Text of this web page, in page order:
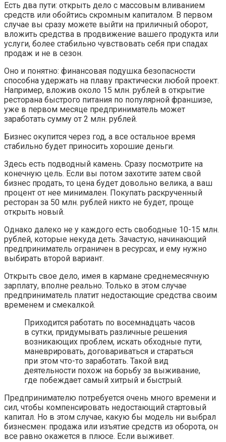
Есть два пути: открыть дело с массовым вливанием
средств или обойтись скромным капиталом. В первом
случае вы сразу можете выйти на приличный оборот,
вложить средства в продвижение вашего продукта или
услуги, более стабильно чувствовать себя при спадах
продаж и не в сезон.
Оно и понятно: финансовая подушка безопасности
способна удержать на плаву практически любой проект.
Например, вложив около 15 млн. рублей в открытие
ресторана быстрого питания по популярной франшизе,
уже в первом месяце предприниматель может
заработать сумму от 2 млн. рублей.
Бизнес окупится через год, а все остальное время
стабильно будет приносить хорошие деньги.
Здесь есть подводный камень. Сразу посмотрите на
конечную цель. Если вы потом захотите затем свой
бизнес продать, то цена будет довольно велика, а ваш
процент от нее минимален. Покупать раскрученный
ресторан за 50 млн. рублей никто не будет, проще
открыть новый.
Однако далеко не у каждого есть свободные 10-15 млн.
рублей, которые некуда деть. Зачастую, начинающий
предприниматель ограничен в ресурсах, и ему нужно
выбирать второй вариант.
Открыть свое дело, имея в кармане среднемесячную
зарплату, вполне реально. Только в этом случае
предприниматель платит недостающие средства своим
временем и смекалкой.
Приходится работать по восемнадцать часов
в сутки, придумывать различные решения
возникающих проблем, искать обходные пути,
маневрировать, договариваться и стараться
при этом что-то заработать. Такой вид
деятельности похож на борьбу за выживание,
где побеждает самый хитрый и быстрый.
Предпринимателю потребуется очень много времени и
сил, чтобы компенсировать недостающий стартовый
капитал. Но в этом случае, какую бы модель ни выбрал
бизнесмен: продажа или изъятие средств из оборота, он
все равно окажется в плюсе. Если выживет.